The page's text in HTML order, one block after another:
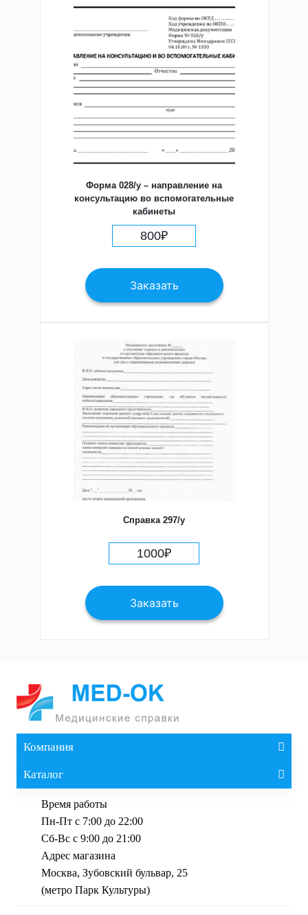
Форма 028/у – направление на
консультацию во вспомогательные
кабинеты
800₽
Заказать
Справка 297/у
1000₽
Заказать
Компания
Каталог
Время работы
Пн-Пт с 7:00 до 22:00
Сб-Вс с 9:00 до 21:00
Адрес магазина
Москва, Зубовский бульвар, 25
(метро Парк Культуры)